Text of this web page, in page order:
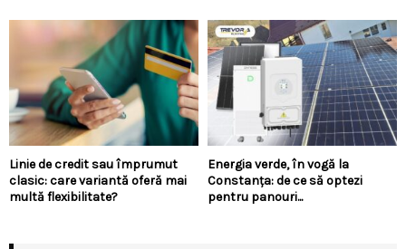
Linie de credit sau împrumut
clasic: care variantă oferă mai
multă flexibilitate?
Energia verde, în vogă la
Constanța: de ce să optezi
pentru panouri...